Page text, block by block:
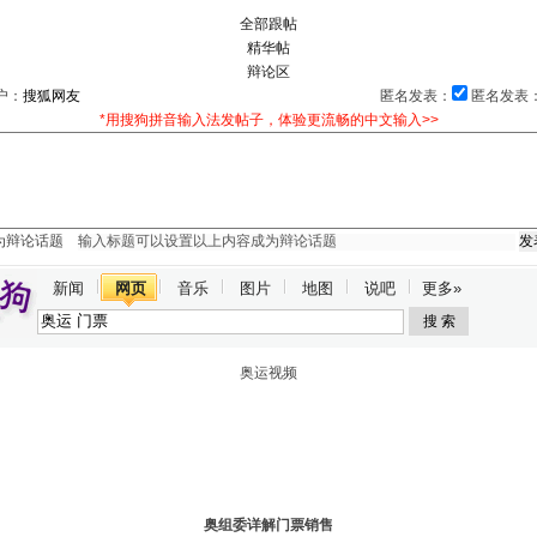
全部跟帖
精华帖
辩论区
：
匿名发表：
匿名发表
*用搜狗拼音输入法发帖子，体验更流畅的中文输入>>
辩论话题
新闻 网页 音乐 图片 地图 说吧 更多»
奥运视频
奥组委详解门票销售